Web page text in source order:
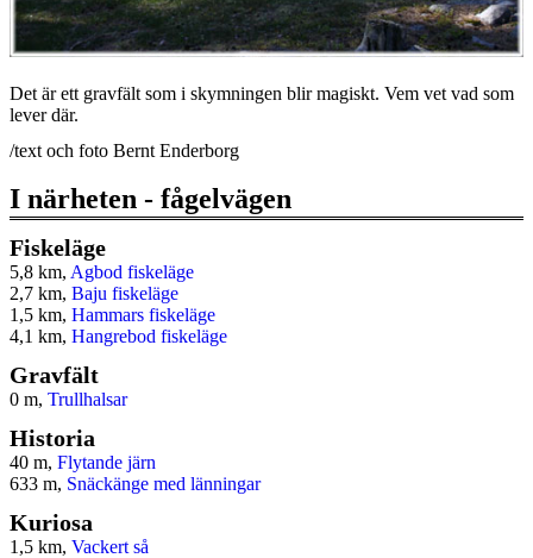
Det är ett gravfält som i skymningen blir magiskt. Vem vet vad som
lever där.
/text och foto Bernt Enderborg
I närheten - fågelvägen
Fiskeläge
5,8 km, Agbod fiskeläge
2,7 km, Baju fiskeläge
1,5 km, Hammars fiskeläge
4,1 km, Hangrebod fiskeläge
Gravfält
0 m, Trullhalsar
Historia
40 m, Flytande järn
633 m, Snäckänge med länningar
Kuriosa
1,5 km, Vackert så